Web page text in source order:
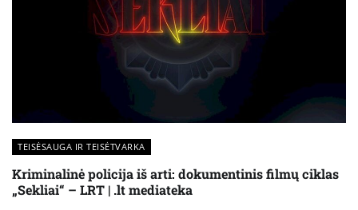
TEISĖSAUGA IR TEISĖTVARKA
Kriminalinė policija iš arti: dokumentinis filmų ciklas
„Sekliai“ – LRT | .lt mediateka